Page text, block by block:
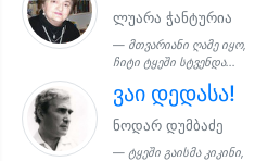
ლუარა ჭანტურია
მთვარიანი ღამე იყო,
ჩიტი ტყეში სტვენდა...
ვაი დედასა!
ნოდარ დუმბაძე
ტყეში გაისმა კიკინი,